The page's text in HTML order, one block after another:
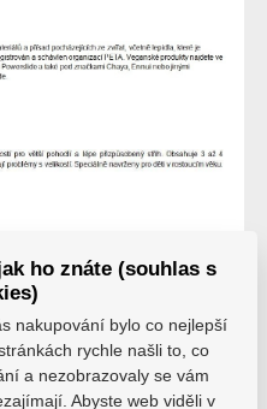
uživatelů. Hodnotit
uživatelé, kteří si
ho znáte (souhlas s
nakupování bylo co nejlepší
rychle našli to, co
a nezobrazovaly se vám
Abyste web viděli v